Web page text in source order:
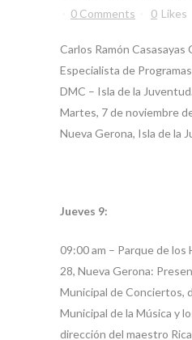
0 Comments
0 Likes
Carlos Ramón Casasayas
Especialista de
DMC – Isla de la Juventud.
Martes, 7 de noviembre
Nueva Gerona, Isla de la
Jueves 9:
09:00 am – Parque de los
28, Nueva Gerona:
Municipal de Conciertos,
Municipal de la Música y
dirección del maestro